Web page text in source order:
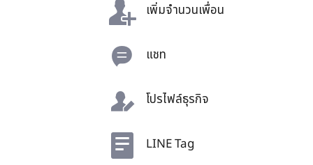
เพิ่มจำนวนเพื่อน
แชท
โปรไฟล์ธุรกิจ
LINE Tag